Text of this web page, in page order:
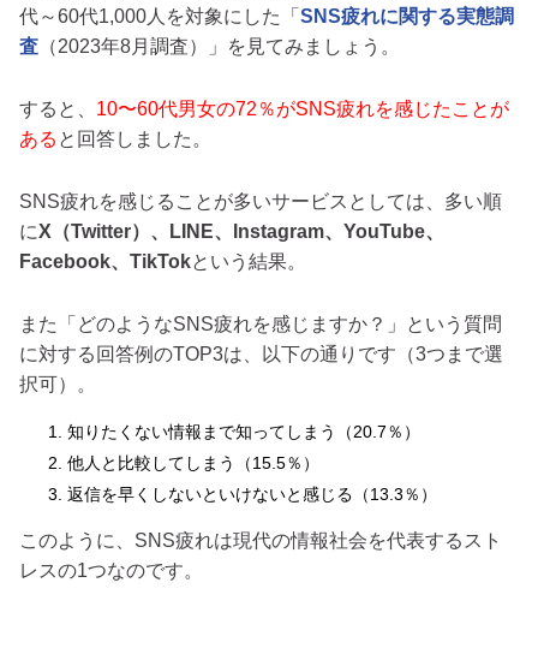
代～60代1,000人を対象にした「 SNS疲れに関する実態調
査 （2023年8月調査）」を見てみましょう。
すると、 10〜60代男女の72％がSNS疲れを感じたことが
ある と回答しました。
SNS疲れを感じることが多いサービスとしては、多い順
にX（Twitter）、LINE、Instagram、YouTube、
Facebook、TikTokという結果。
また「どのようなSNS疲れを感じますか？」という質問
に対する回答例のTOP3は、以下の通りです（3つまで選
択可）。
知りたくない情報まで知ってしまう（20.7％）
他人と比較してしまう（15.5％）
返信を早くしないといけないと感じる（13.3％）
このように、SNS疲れは現代の情報社会を代表するスト
レスの1つなのです。